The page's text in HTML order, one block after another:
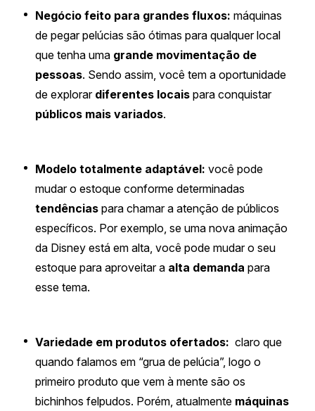
Negócio feito para grandes fluxos: máquinas
de pegar pelúcias são ótimas para qualquer local
que tenha uma grande movimentação de
pessoas. Sendo assim, você tem a oportunidade
de explorar diferentes locais para conquistar
públicos mais variados.
Modelo totalmente adaptável: você pode
mudar o estoque conforme determinadas
tendências para chamar a atenção de públicos
específicos. Por exemplo, se uma nova animação
da Disney está em alta, você pode mudar o seu
estoque para aproveitar a alta demanda para
esse tema.
Variedade em produtos ofertados: claro que
quando falamos em “grua de pelúcia”, logo o
primeiro produto que vem à mente são os
bichinhos felpudos. Porém, atualmente máquinas